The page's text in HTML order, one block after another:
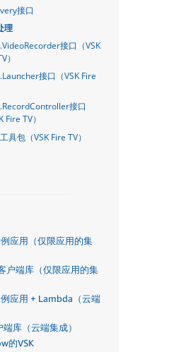
接口
理
接口（VSK
）
接口（VSK Fire
接口
Fire TV）
具包（VSK Fire TV）
应用（仅限应用的集
户端库（仅限应用的集
应用 + Lambda（云端
库（云端集成）
的VSK